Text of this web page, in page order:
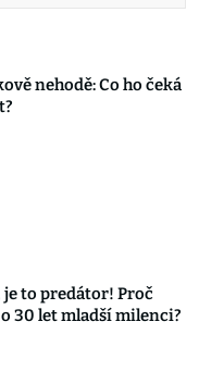
nehodě: Co ho čeká
je to predátor! Proč
30 let mladší milenci?